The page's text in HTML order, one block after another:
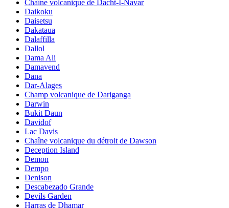
Chaîne volcanique de Dacht-I-Navar
Daikoku
Daisetsu
Dakataua
Dalaffilla
Dallol
Dama Ali
Damavend
Dana
Dar-Alages
Champ volcanique de Dariganga
Darwin
Bukit Daun
Davidof
Lac Davis
Chaîne volcanique du détroit de Dawson
Deception Island
Demon
Dempo
Denison
Descabezado Grande
Devils Garden
Harras de Dhamar